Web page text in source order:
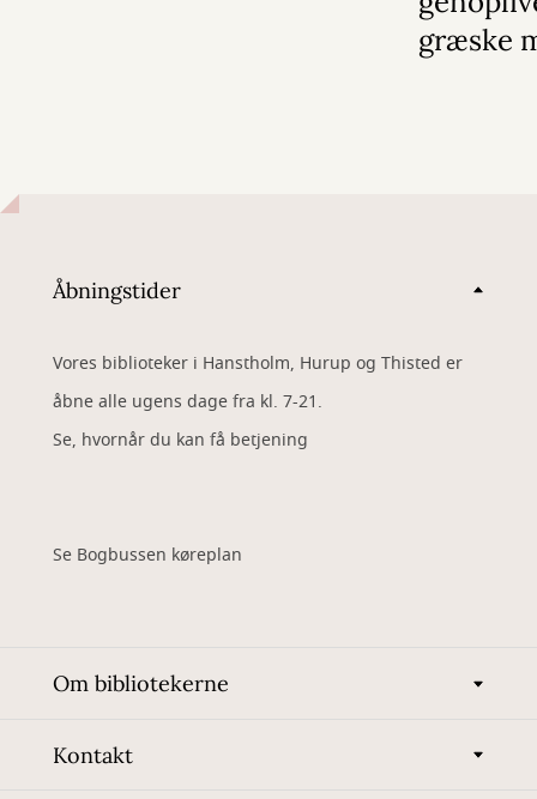
græske
Åbningstider
Vores biblioteker i Hanstholm, Hurup og Thisted er
åbne alle ugens dage fra kl. 7-21.
Se, hvornår du kan få betjening
Se Bogbussen køreplan
Om bibliotekerne
Kontakt